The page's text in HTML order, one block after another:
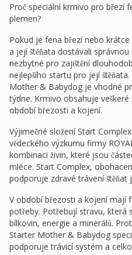
Proč speciální krmivo pro březí
plemen?
Pokud je fena březí nebo
a její štěňata dostávali
nezbytné pro zajištění
nejlepšího startu pro její
Mother & Babydog je vhodné
týdne. Krmivo obsahuje
období březosti a kojení.
Výjimečné složení Start
vědeckého výzkumu firmy
kombinaci živin, které jsou
mléce. Start Complex,
podporuje zdravé trávení štěňat
V období březosti a kojení mají
potřeby. Potřebují stravu, která
bílkovin, energie a minerálů.
Starter Mother & Babydog
podporuje trávicí systém a